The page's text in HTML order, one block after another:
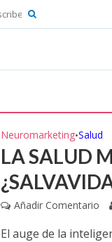
Neuromarketing•Salud
LA SALUD
Añadir Comentario
El auge de la